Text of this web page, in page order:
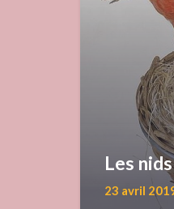
Les
23 avril